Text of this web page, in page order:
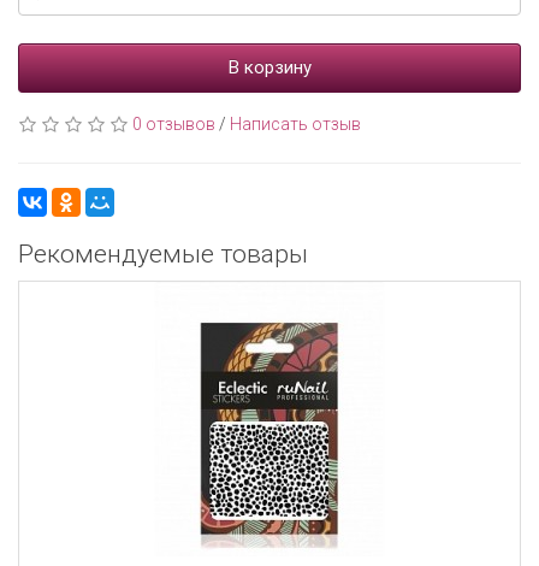
В корзину
0 отзывов / Написать отзыв
Рекомендуемые товары